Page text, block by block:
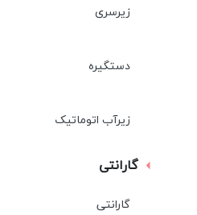
زیرسری
دستگیره
زیرآب اتوماتیک
گارانتی
گارانتی